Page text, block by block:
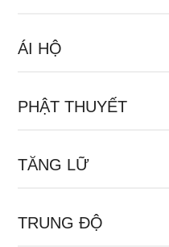
ÁI HỘ
PHẬT THUYẾT
TĂNG LỮ
TRUNG ĐỘ